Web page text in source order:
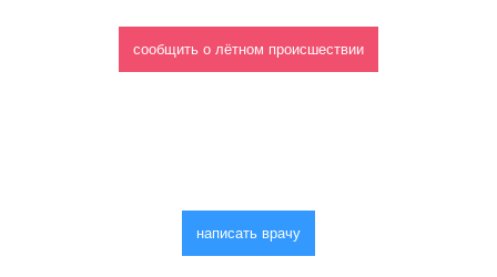
сообщить о лётном происшествии
написать врачу